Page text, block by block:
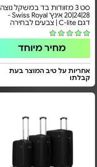
סט 3 מזוודות בד במשקל נוצה
28|24|20 אינץ' Swiss Royal -
דגם C-lite | צבעים לבחירה
מחיר מיוחד
אחריות על טיב המוצר בעת
קבלתו